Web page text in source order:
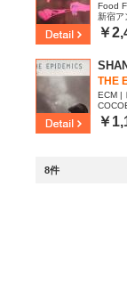
Food
EX
新宿ア
7￥
THE
ECM |
80
￥
8件